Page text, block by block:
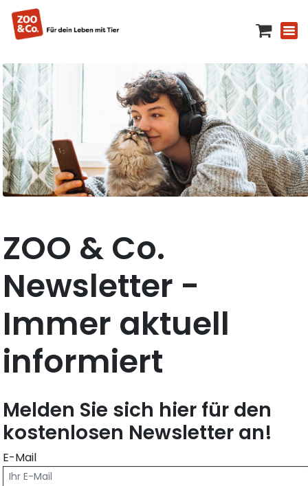
ZOO & Co.
Newsletter -
Immer aktuell
informiert
Melden Sie sich hier für den
kostenlosen Newsletter an!
E-Mail